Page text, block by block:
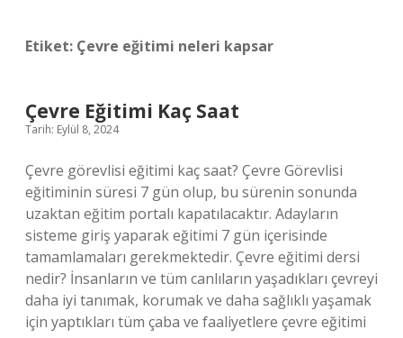
Etiket: Çevre eğitimi neleri kapsar
Çevre Eğitimi Kaç Saat
Tarih: Eylül 8, 2024
Çevre görevlisi eğitimi kaç saat? Çevre Görevlisi
eğitiminin süresi 7 gün olup, bu sürenin sonunda
uzaktan eğitim portalı kapatılacaktır. Adayların
sisteme giriş yaparak eğitimi 7 gün içerisinde
tamamlamaları gerekmektedir. Çevre eğitimi dersi
nedir? İnsanların ve tüm canlıların yaşadıkları çevreyi
daha iyi tanımak, korumak ve daha sağlıklı yaşamak
için yaptıkları tüm çaba ve faaliyetlere çevre eğitimi